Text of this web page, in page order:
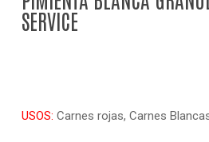
SERVICE
USOS: Carnes rojas, Carnes